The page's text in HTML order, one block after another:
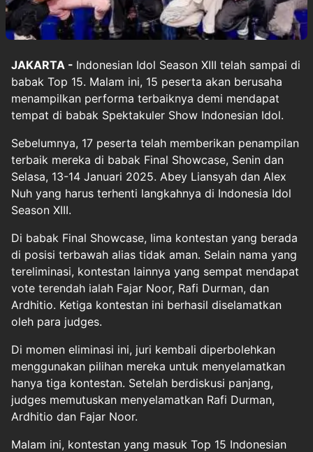
JAKARTA - Indonesian Idol Season XIII telah sampai di
babak Top 15. Malam ini, 15 peserta akan berusaha
menampilkan performa terbaiknya demi mendapat
tempat di babak Spektakuler Show Indonesian Idol.
Sebelumnya, 17 peserta telah memberikan penampilan
terbaik mereka di babak Final Showcase, Senin dan
Selasa, 13-14 Januari 2025. Abey Liansyah dan Alex
Nuh yang harus terhenti langkahnya di Indonesia Idol
Season XIII.
Di babak Final Showcase, lima kontestan yang berada
di posisi terbawah alias tidak aman. Selain nama yang
tereliminasi, kontestan lainnya yang sempat mendapat
vote terendah ialah Fajar Noor, Rafi Durman, dan
Ardhitio. Ketiga kontestan ini berhasil diselamatkan
oleh para judges.
Di momen eliminasi ini, juri kembali diperbolehkan
menggunakan pilihan mereka untuk menyelamatkan
hanya tiga kontestan. Setelah berdiskusi panjang,
judges memutuskan menyelamatkan Rafi Durman,
Ardhitio dan Fajar Noor.
Malam ini, kontestan yang masuk Top 15 Indonesian